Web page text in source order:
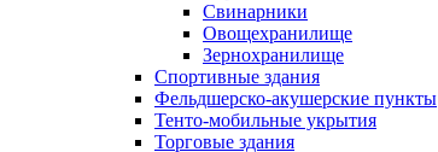
Свинарники
Овощехранилище
Зернохранилище
Спортивные здания
Фельдшерско-акушерские пункты
Тенто-мобильные укрытия
Торговые здания